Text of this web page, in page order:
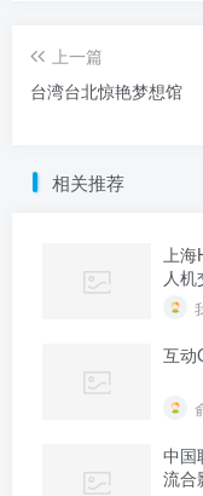
上一篇
台湾台北惊艳梦想馆
相关推荐
上海
人
互动
中国
流合